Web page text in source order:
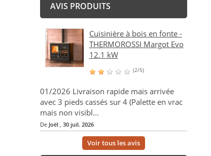
AVIS PRODUITS
Cuisinière à bois en fonte -
THERMOROSSI Margot Evo
12.1 kW
(2/5)
01/2026 Livraison rapide mais arrivée
avec 3 pieds cassés sur 4 (Palette en vrac
mais non visibl...
De Joël, 30 juil. 2026
Voir tous les avis